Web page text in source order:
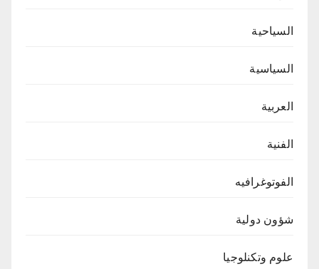
السياحية
السياسية
العربية
الفنية
الفوتوغرافيه
شؤون دولية
علوم وتكنلوجيا